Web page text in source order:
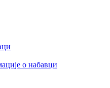
о набавци